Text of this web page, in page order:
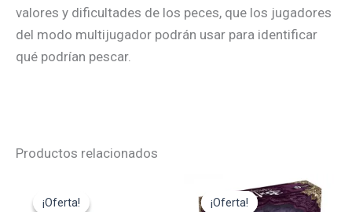
valores y dificultades de los peces, que los jugadores
del modo multijugador podrán usar para identificar
qué podrían pescar.
Productos relacionados
¡Oferta!
¡Oferta!
precio
¡Oferta!
¡Oferta!
precio precio